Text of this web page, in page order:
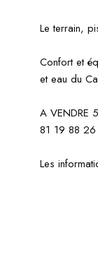
Le terrain,
Confort et
et eau du
A VENDRE
81 19 88 26
Les